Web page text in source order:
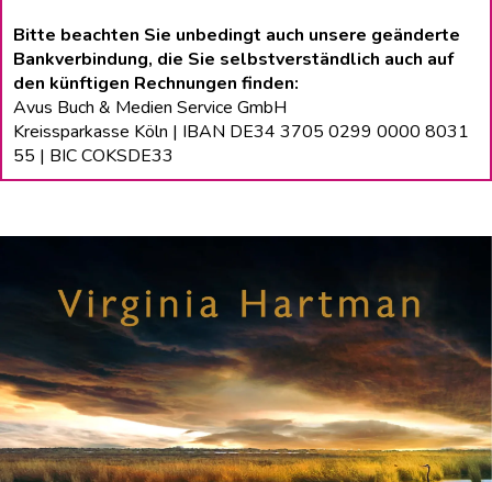
Bitte beachten Sie unbedingt auch unsere geänderte
Bankverbindung, die Sie selbstverständlich auch auf
den künftigen Rechnungen finden:
Avus Buch & Medien Service GmbH
Kreissparkasse Köln | IBAN DE34 3705 0299 0000 8031
55 | BIC COKSDE33